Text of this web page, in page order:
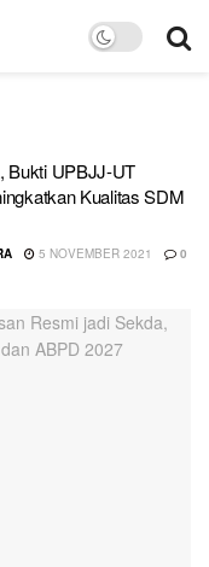
Bukti UPBJJ-UT
Kualitas SDM
5 NOVEMBER 2021 0